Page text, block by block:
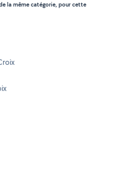
la même catégorie, pour cette